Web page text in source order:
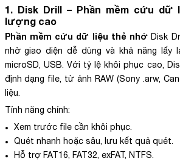
1. Disk Drill – Phần mềm cứu dữ
lượng cao
Phần mềm cứu dữ liệu thẻ nhớ Disk
nhờ giao diện dễ dùng và khả năng lấy
microSD, USB. Với tỷ lệ khôi phục cao,
định dạng file, từ ảnh RAW (Sony .arw,
liệu.
Tính năng chính:
Xem trước file cần khôi phục.
Quét nhanh hoặc sâu, lưu kết quả quét.
Hỗ trợ FAT16, FAT32, exFAT, NTFS.